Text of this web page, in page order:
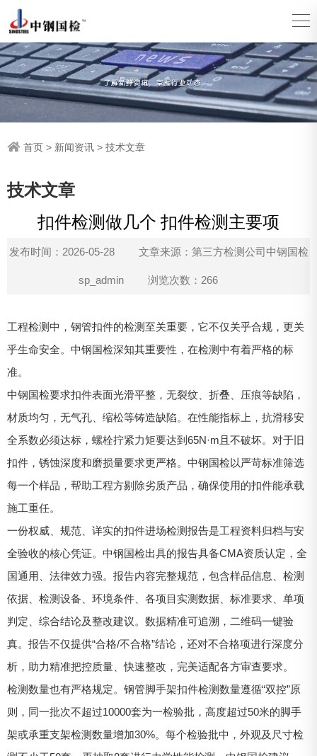
首页 > 新闻资讯 > 技术文章
技术文章
扣件检测做几个 扣件检测主要项
发布时间：2026-05-28 文章来源：第三方检测公司中钢国检
sp_admin 浏览次数：266
工程检测中，钢管扣件的检测至关重要，它不仅关乎合规，更关
乎生命安全。中钢国检深知其重要性，在检测中有着严格的标
准。
中钢国检要求扣件表面光滑平整，无裂纹、折叠、压痕等缺陷，
材质均匀，无气孔、缩松等铸造缺陷。在性能指标上，抗滑移安
全系数必须达标，螺栓拧紧力矩要达到65N·m且不破坏。对于旧
扣件，锈蚀深度和磨损量要求更严格。中钢国检以严苛标准筛选
每一个样品，帮助工程方剔除劣质产品，确保使用的扣件能承载
施工重任。
一份权威、规范、详实的扣件进场检测报告是工程资料归档与安
全验收的核心凭证。中钢国检出具的报告具备CMA资质认定，全
国通用、法律效力强。报告内容完整规范，包含样品信息、检测
依据、检测设备、环境条件、各项目实测数据、标准要求、单项
判定、综合结论及整改建议。数据精准可追溯，二维码一键验
真。报告不仅提供“合格/不合格”结论，还对不合格项进行深度分
析，助力精准把控质量、快速整改，完美适配各方审查要求。
检测数量也有严格规定。钢管脚手架扣件检测数量遵循“双控”原
则，同一批次不超过10000套为一检验批，高度超过50米的脚手
架或承重支架检测数量增加30%。每个检验批中，外观及尺寸检